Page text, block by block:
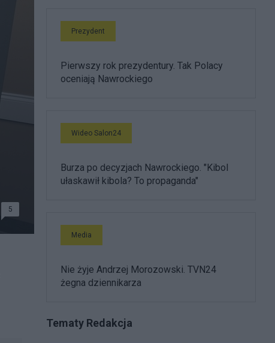
5
Prezydent
Pierwszy rok prezydentury. Tak Polacy
oceniają Nawrockiego
Wideo Salon24
Burza po decyzjach Nawrockiego. "Kibol
ułaskawił kibola? To propaganda"
Media
Nie żyje Andrzej Morozowski. TVN24
żegna dziennikarza
Tematy Redakcja